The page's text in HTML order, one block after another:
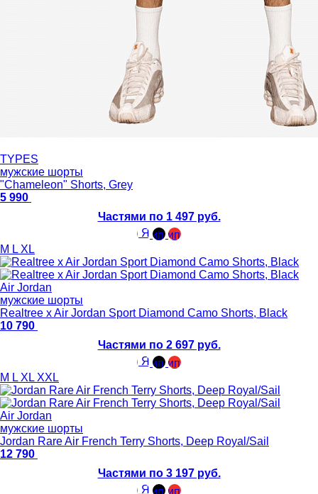
TYPES
мужские шорты
"Chameleon" Shorts, Grey
5 990
Частями по 1 497 руб.
M L XL
Air Jordan
мужские шорты
Realtree x Air Jordan Sport Diamond Camo Shorts, Black
10 790
Частями по 2 697 руб.
M L XL XXL
Air Jordan
мужские шорты
Jordan Rare Air French Terry Shorts, Deep Royal/Sail
12 790
Частями по 3 197 руб.